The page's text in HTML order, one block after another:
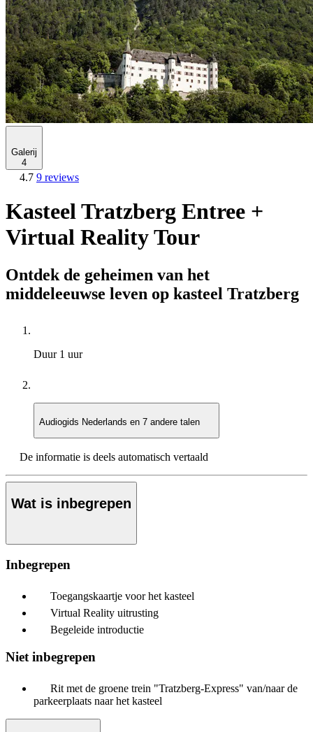
Galerij
4
4.7 9 reviews
Kasteel Tratzberg Entree +
Virtual Reality Tour
Ontdek de geheimen van het
middeleeuwse leven op kasteel Tratzberg
Duur 1 uur
Audiogids Nederlands en 7 andere talen
De informatie is deels automatisch vertaald
Wat is inbegrepen
Inbegrepen
Toegangskaartje voor het kasteel
Virtual Reality uitrusting
Begeleide introductie
Niet inbegrepen
Rit met de groene trein "Tratzberg-Express" van/naar de
parkeerplaats naar het kasteel